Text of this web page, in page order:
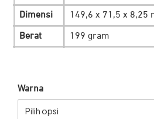
Dimensi 149,6 x 71,5 x 8,25
Berat 199 gram
Warna
Pilih opsi